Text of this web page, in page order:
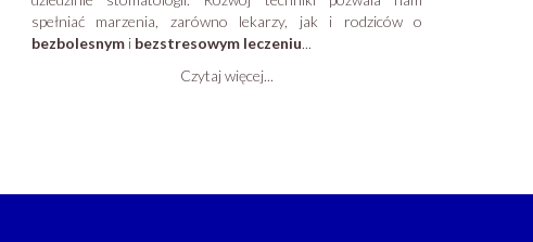
spełniać marzenia, zarówno lekarzy, jak i rodziców o
bezbolesnym i bezstresowym leczeniu...
Czytaj więcej...